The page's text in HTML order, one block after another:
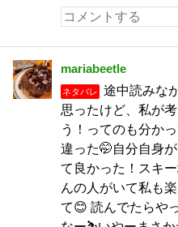
mariabeetle
ネタバレ
途中読みな
思ったけど、私が
う！ってのも分か
違った🤭自分自身
て良かった！スキ
んの人がいて私も
て😊 読んでたらや